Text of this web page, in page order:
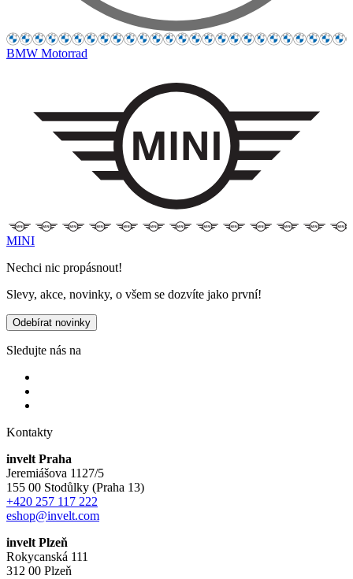
BMW Motorrad
MINI
Nechci nic propásnout!
Slevy, akce, novinky, o všem se dozvíte jako první!
Odebírat novinky
Sledujte nás na
Kontakty
invelt Praha
Jeremiášova 1127/5
155 00 Stodůlky (Praha 13)
+420 257 117 222
eshop@invelt.com
invelt Plzeň
Rokycanská 111
312 00 Plzeň